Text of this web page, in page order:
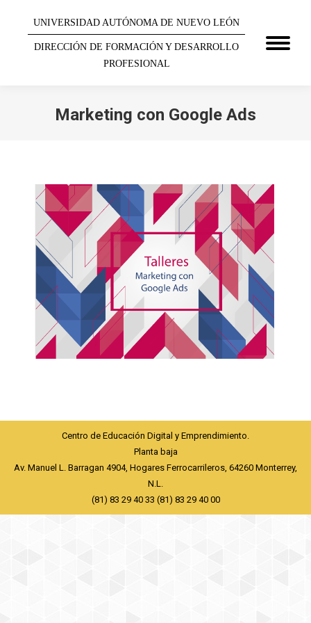
UNIVERSIDAD AUTÓNOMA DE NUEVO LEÓN
DIRECCIÓN DE FORMACIÓN Y DESARROLLO
PROFESIONAL
Marketing con Google Ads
Centro de Educación Digital y Emprendimiento.
Planta baja
Av. Manuel L. Barragan 4904, Hogares Ferrocarrileros, 64260 Monterrey,
N.L.
(81) 83 29 40 33 (81) 83 29 40 00